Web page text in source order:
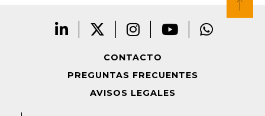
CONTACTO
PREGUNTAS FRECUENTES
AVISOS LEGALES